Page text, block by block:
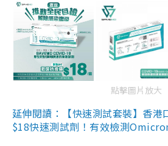
點擊圖片放大
延伸閱讀：【快速測試套裝】香港
$18快速測試劑！有效檢測